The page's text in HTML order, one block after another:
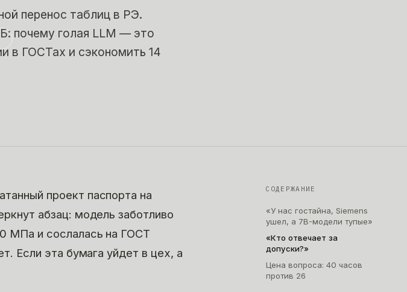
перенос таблиц в РЭ.
почему голая LLM — это
в ГОСТах и сэкономить 14
проект паспорта на
абзац: модель заботливо
МПа и сослалась на ГОСТ
Если эта бумага уйдет в цех, а
СОДЕРЖАНИЕ
«У нас гостайна, Siemens
ушел, а 7B-модели тупые»
«Кто отвечает за
допуски?»
Цена вопроса: 40 часов
против 26